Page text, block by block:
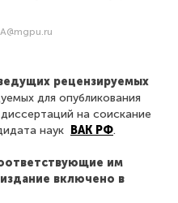
рецензируемых
для опубликования
на соискание
наук
ВАК РФ.
им
включено в